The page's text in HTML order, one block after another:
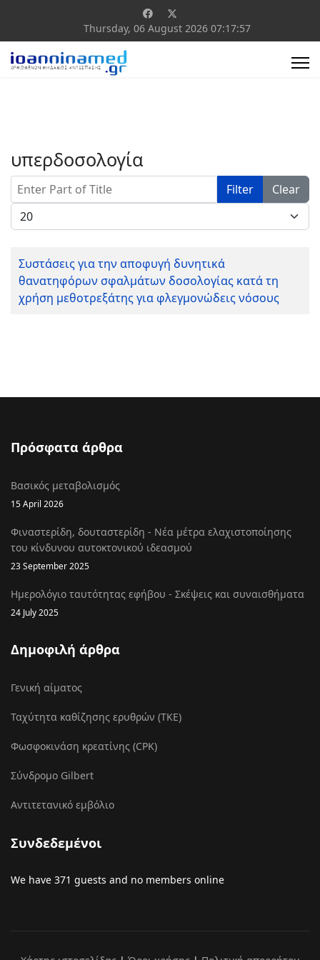
Thursday, 06 August 2026 07:17:57
υπερδοσολογία
Enter Part of Title Filter
Clear
Display #
Συστάσεις για την αποφυγή δυνητικά
θανατηφόρων σφαλμάτων δοσολογίας κατά τη
χρήση μεθοτρεξάτης για φλεγμονώδεις νόσους
Πρόσφατα άρθρα
Βασικός μεταβολισμός
15 April 2026
Φιναστερίδη, δουταστερίδη - Νέα μέτρα ελαχιστοποίησης
του κίνδυνου αυτοκτονικού ιδεασμού
23 September 2025
Ημερολόγιο ταυτότητας εφήβου - Σκέψεις και συναισθήματα
24 July 2025
Δημοφιλή άρθρα
Γενική αίματος
Ταχύτητα καθίζησης ερυθρών (ΤΚΕ)
Φωσφοκινάση κρεατίνης (CPK)
Σύνδρομο Gilbert
Αντιτετανικό εμβόλιο
Συνδεδεμένοι
We have 371 guests and no members online